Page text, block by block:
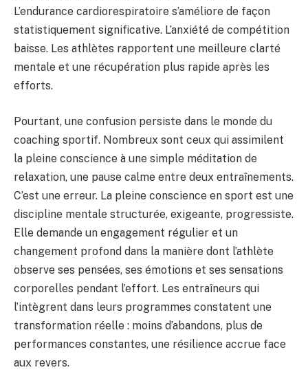
L’endurance cardiorespiratoire s’améliore de façon
statistiquement significative. L’anxiété de compétition
baisse. Les athlètes rapportent une meilleure clarté
mentale et une récupération plus rapide après les
efforts.
Pourtant, une confusion persiste dans le monde du
coaching sportif. Nombreux sont ceux qui assimilent
la pleine conscience à une simple méditation de
relaxation, une pause calme entre deux entraînements.
C’est une erreur. La pleine conscience en sport est une
discipline mentale structurée, exigeante, progressiste.
Elle demande un engagement régulier et un
changement profond dans la manière dont l’athlète
observe ses pensées, ses émotions et ses sensations
corporelles pendant l’effort. Les entraîneurs qui
l’intègrent dans leurs programmes constatent une
transformation réelle : moins d’abandons, plus de
performances constantes, une résilience accrue face
aux revers.